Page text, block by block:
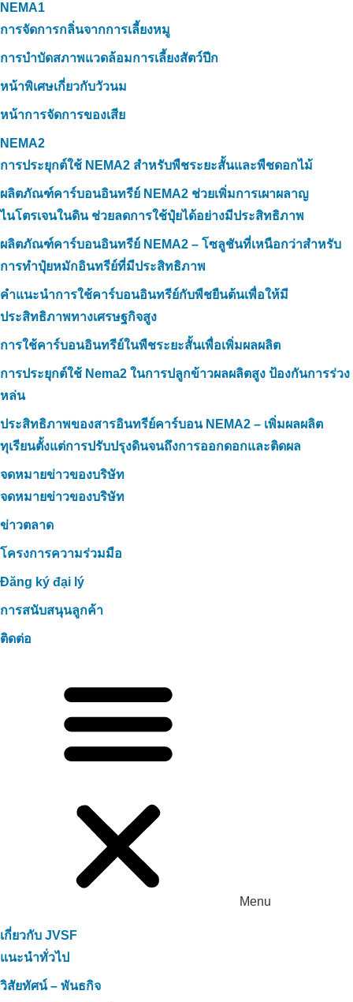
NEMA1
การจัดการกลิ่นจากการเลี้ยงหมู
การบำบัดสภาพแวดล้อมการเลี้ยงสัตว์ปีก
หน้าพิเศษเกี่ยวกับวัวนม
หน้าการจัดการของเสีย
NEMA2
การประยุกต์ใช้ NEMA2 สำหรับพืชระยะสั้นและพืชดอกไม้
ผลิตภัณฑ์คาร์บอนอินทรีย์ NEMA2 ช่วยเพิ่มการเผาผลาญ
ไนโตรเจนในดิน ช่วยลดการใช้ปุ๋ยได้อย่างมีประสิทธิภาพ
ผลิตภัณฑ์คาร์บอนอินทรีย์ NEMA2 – โซลูชันที่เหนือกว่าสำหรับ
การทำปุ๋ยหมักอินทรีย์ที่มีประสิทธิภาพ
คำแนะนำการใช้คาร์บอนอินทรีย์กับพืชยืนต้นเพื่อให้มี
ประสิทธิภาพทางเศรษฐกิจสูง
การใช้คาร์บอนอินทรีย์ในพืชระยะสั้นเพื่อเพิ่มผลผลิต
การประยุกต์ใช้ Nema2 ในการปลูกข้าวผลผลิตสูง ป้องกันการร่วง
หล่น
ประสิทธิภาพของสารอินทรีย์คาร์บอน NEMA2 – เพิ่มผลผลิต
ทุเรียนตั้งแต่การปรับปรุงดินจนถึงการออกดอกและติดผล
จดหมายข่าวของบริษัท
จดหมายข่าวของบริษัท
ข่าวตลาด
โครงการความร่วมมือ
Đăng ký đại lý
การสนับสนุนลูกค้า
ติดต่อ
Menu
เกี่ยวกับ JVSF
แนะนำทั่วไป
วิสัยทัศน์ – พันธกิจ